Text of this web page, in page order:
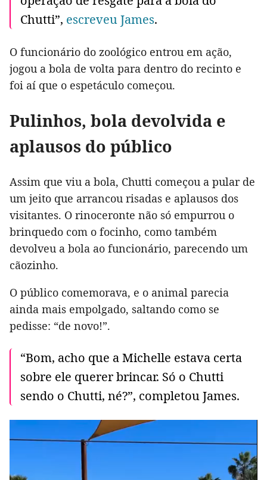
Chutti”, escreveu James.
O funcionário do zoológico entrou em ação,
jogou a bola de volta para dentro do recinto e
foi aí que o espetáculo começou.
Pulinhos, bola devolvida e
aplausos do público
Assim que viu a bola, Chutti começou a pular de
um jeito que arrancou risadas e aplausos dos
visitantes. O rinoceronte não só empurrou o
brinquedo com o focinho, como também
devolveu a bola ao funcionário, parecendo um
cãozinho.
O público comemorava, e o animal parecia
ainda mais empolgado, saltando como se
pedisse: “de novo!”.
“Bom, acho que a Michelle estava certa
sobre ele querer brincar. Só o Chutti
sendo o Chutti, né?”, completou James.